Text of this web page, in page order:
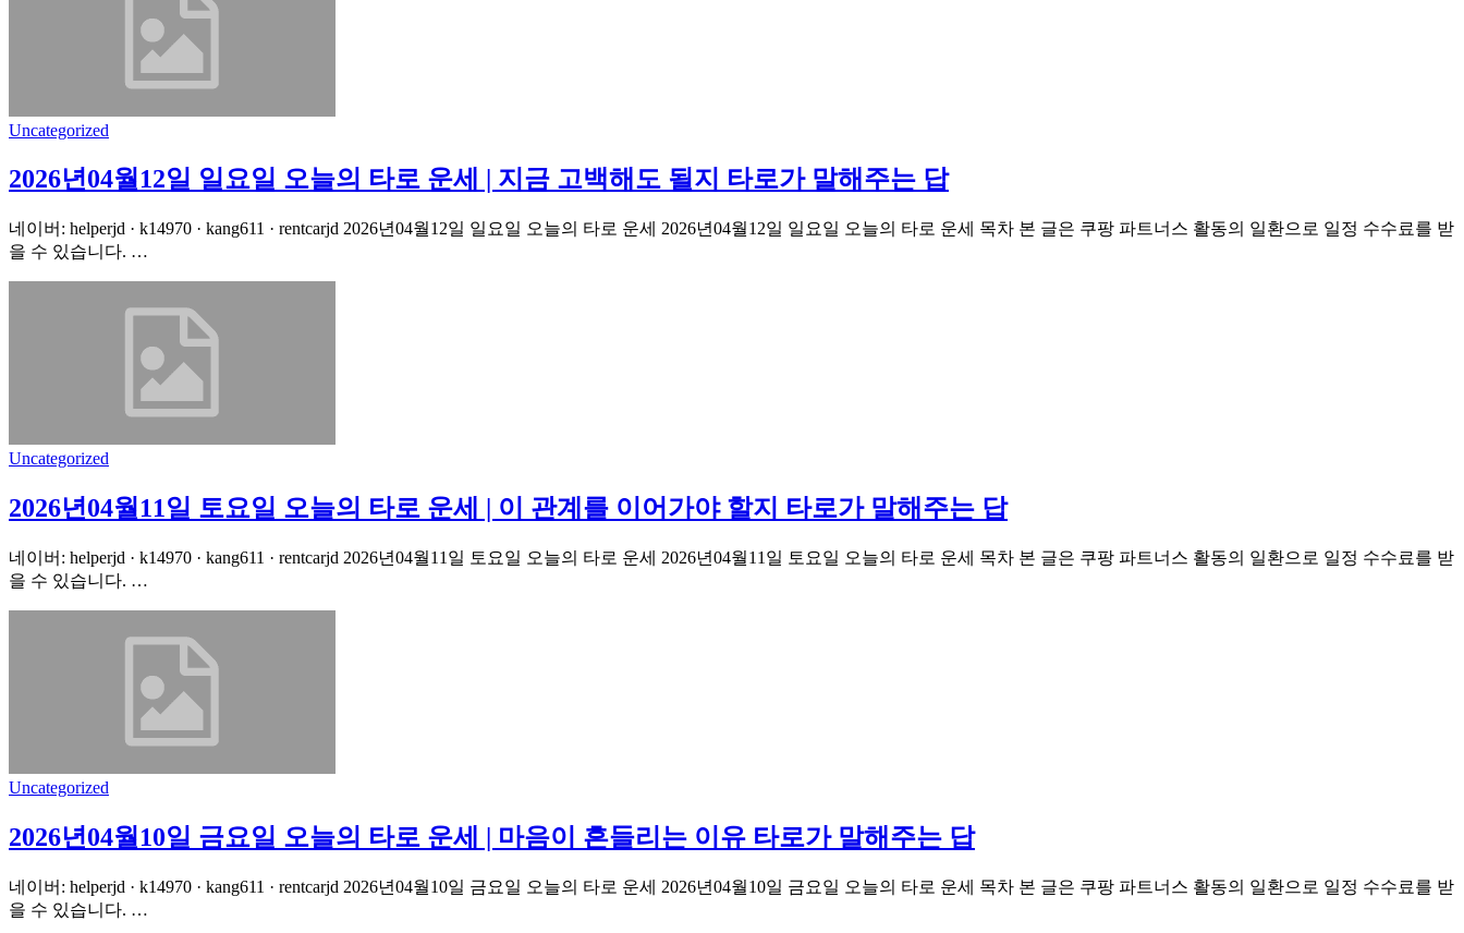
Uncategorized
2026년04월12일 일요일 오늘의 타로 운세 | 지금 고백해도 될지 타로가 말해주는 답
네이버: helperjd · k14970 · kang611 · rentcarjd 2026년04월12일 일요일 오늘의 타로 운세 2026년04월12일 일요일 오늘의 타로 운세 목차 본 글은 쿠팡 파트너스 활동의 일환으로 일정 수수료를 받
을 수 있습니다. …
Uncategorized
2026년04월11일 토요일 오늘의 타로 운세 | 이 관계를 이어가야 할지 타로가 말해주는 답
네이버: helperjd · k14970 · kang611 · rentcarjd 2026년04월11일 토요일 오늘의 타로 운세 2026년04월11일 토요일 오늘의 타로 운세 목차 본 글은 쿠팡 파트너스 활동의 일환으로 일정 수수료를 받
을 수 있습니다. …
Uncategorized
2026년04월10일 금요일 오늘의 타로 운세 | 마음이 흔들리는 이유 타로가 말해주는 답
네이버: helperjd · k14970 · kang611 · rentcarjd 2026년04월10일 금요일 오늘의 타로 운세 2026년04월10일 금요일 오늘의 타로 운세 목차 본 글은 쿠팡 파트너스 활동의 일환으로 일정 수수료를 받
을 수 있습니다. …